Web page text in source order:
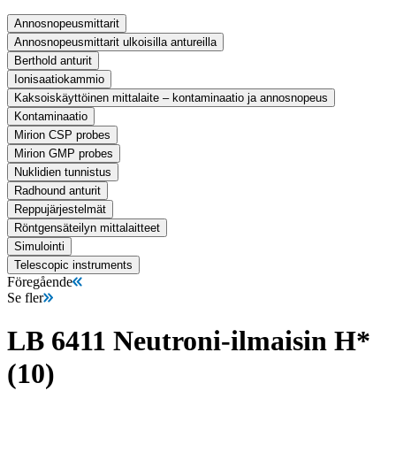
Annosnopeusmittarit
Annosnopeusmittarit ulkoisilla antureilla
Berthold anturit
Ionisaatiokammio
Kaksoiskäyttöinen mittalaite – kontaminaatio ja annosnopeus
Kontaminaatio
Mirion CSP probes
Mirion GMP probes
Nuklidien tunnistus
Radhound anturit
Reppujärjestelmät
Röntgensäteilyn mittalaitteet
Simulointi
Telescopic instruments
Föregående
Se fler
LB 6411 Neutroni-ilmaisin H*
(10)